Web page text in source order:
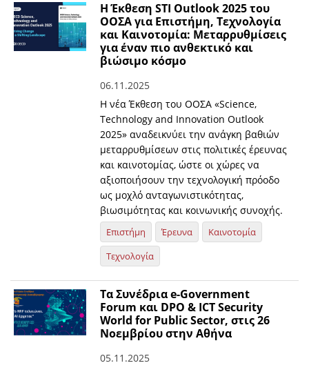
Η Έκθεση STI Outlook 2025 του
ΟΟΣΑ για Επιστήμη, Τεχνολογία
και Καινοτομία: Μεταρρυθμίσεις
για έναν πιο ανθεκτικό και
βιώσιμο κόσμο
06.11.2025
Η νέα Έκθεση του ΟΟΣΑ «Science,
Technology and Innovation Outlook
2025» αναδεικνύει την ανάγκη βαθιών
μεταρρυθμίσεων στις πολιτικές έρευνας
και καινοτομίας, ώστε οι χώρες να
αξιοποιήσουν την τεχνολογική πρόοδο
ως μοχλό ανταγωνιστικότητας,
βιωσιμότητας και κοινωνικής συνοχής.
Επιστήμη Έρευνα
Καινοτομία
Τεχνολογία
Τα Συνέδρια e-Government
Forum και DPO & ICT Security
World for Public Sector, στις 26
Νοεμβρίου στην Αθήνα
05.11.2025